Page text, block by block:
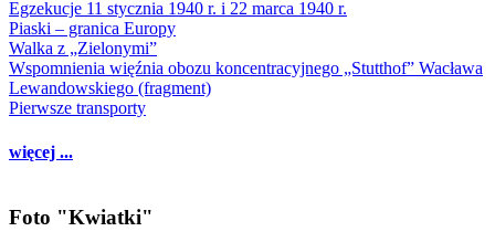
Egzekucje 11 stycznia 1940 r. i 22 marca 1940 r.
Piaski – granica Europy
Walka z „Zielonymi”
Wspomnienia więźnia obozu koncentracyjnego „Stutthof” Wacława
Lewandowskiego (fragment)
Pierwsze transporty
więcej ...
Foto "Kwiatki"